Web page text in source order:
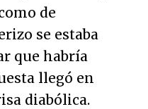
de
se estaba
que habría
llegó en
diabólica.